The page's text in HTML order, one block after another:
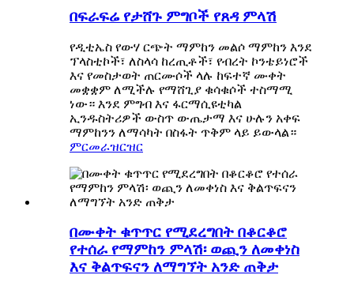
በፍራፍሬ የታሸጉ ምግቦች የጸዳ ምላሽ
የዲቲኤስ የውሃ ርጭት ማምከን መልሶ ማምከን እንደ
ፕላስቲኮች፣ ለስላሳ ከረጢቶች፣ የብረት ኮንቴይነሮች
እና የመስታወት ጠርሙሶች ላሉ ​​ከፍተኛ ሙቀት
መቋቋም ለሚችሉ የማሸጊያ ቁሳቁሶች ተስማሚ
ነው። እንደ ምግብ እና ፋርማሲዩቲካል
ኢንዱስትሪዎች ውስጥ ውጤታማ እና ሁሉን አቀፍ
ማምከንን ለማሳካት በስፋት ጥቅም ላይ ይውላል።
ምርመራዝርዝር
በሙቀት ቁጥጥር የሚደረግበት በቆርቆሮ
የተሰራ የማምከን ምላሽ፡ ወጪን ለመቀነስ
እና ቅልጥፍናን ለማግኘት አንድ ጠቅታ